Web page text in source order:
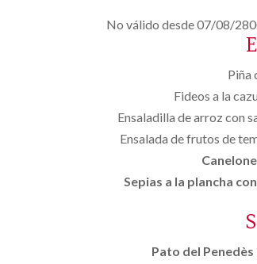
No válido desde 07/08/
Piña
Fideos a la
Ensaladilla de arroz con
Ensalada de frutos de
Sepias a la plancha
Pato del